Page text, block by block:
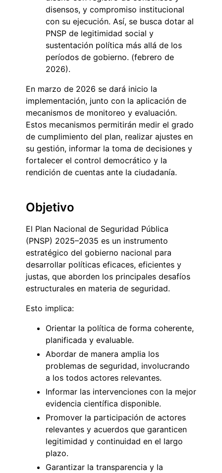
disensos, y compromiso institucional
con su ejecución. Así, se busca dotar al
PNSP de legitimidad social y
sustentación política más allá de los
períodos de gobierno. (febrero de
2026).
En marzo de 2026 se dará inicio la
implementación, junto con la aplicación de
mecanismos de monitoreo y evaluación.
Estos mecanismos permitirán medir el grado
de cumplimiento del plan, realizar ajustes en
su gestión, informar la toma de decisiones y
fortalecer el control democrático y la
rendición de cuentas ante la ciudadanía.
Objetivo
El Plan Nacional de Seguridad Pública
(PNSP) 2025–2035 es un instrumento
estratégico del gobierno nacional para
desarrollar políticas eficaces, eficientes y
justas, que aborden los principales desafíos
estructurales en materia de seguridad.
Esto implica:
Orientar la política de forma coherente,
planificada y evaluable.
Abordar de manera amplia los
problemas de seguridad, involucrando
a los todos actores relevantes.
Informar las intervenciones con la mejor
evidencia científica disponible.
Promover la participación de actores
relevantes y acuerdos que garanticen
legitimidad y continuidad en el largo
plazo.
Garantizar la transparencia y la